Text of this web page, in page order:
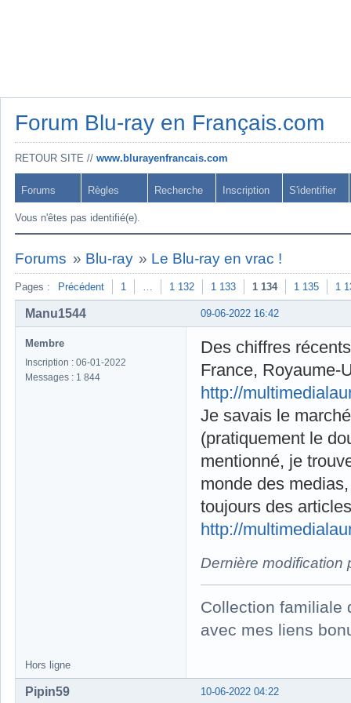
Forum Blu-ray en Français.com
RETOUR SITE // www.blurayenfrancais.com
Forums Règles Recherche Inscription S'identifier
Vous n'êtes pas identifié(e).
Forums » Blu-ray » Le Blu-ray en vrac !
Pages : Précédent 1 … 1 132 1 133 1 134 1 135 1
09-06-2022 16:42
Manu1544
Membre
Inscription : 06-01-2022
Messages : 1 844
Des chiffres
France, Royaume-
http://
Je savais le
(pratiquement le
mentionné, je
monde des
toujours des
http://
Dernière modification
Collection familiale
avec mes liens
Hors ligne
10-06-2022 04:22
Pipin59